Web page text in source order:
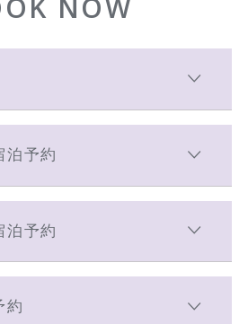
NOW
泊予約
泊予約
約